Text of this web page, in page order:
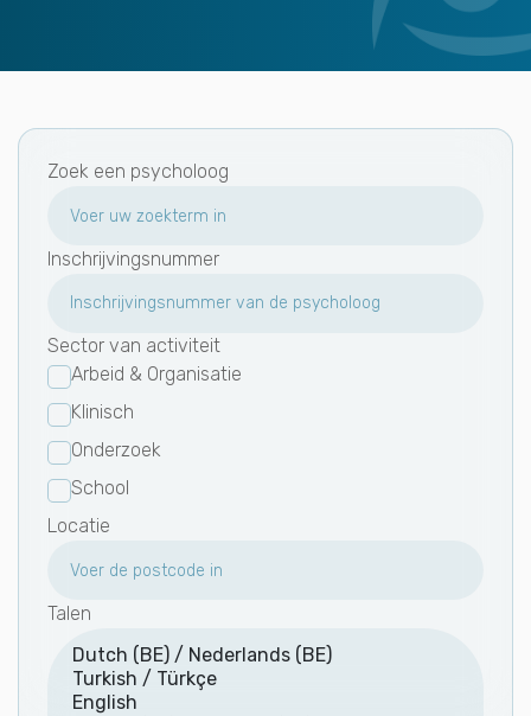
Zoek een psycholoog
Inschrijvingsnummer
Sector van activiteit
Arbeid & Organisatie
Klinisch
Onderzoek
School
Locatie
Talen